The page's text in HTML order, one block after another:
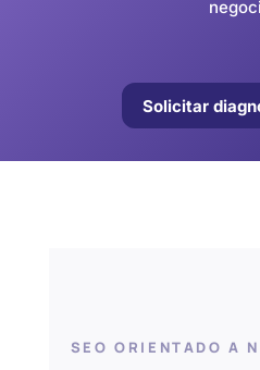
Solicitar
SEO ORIENTADO A